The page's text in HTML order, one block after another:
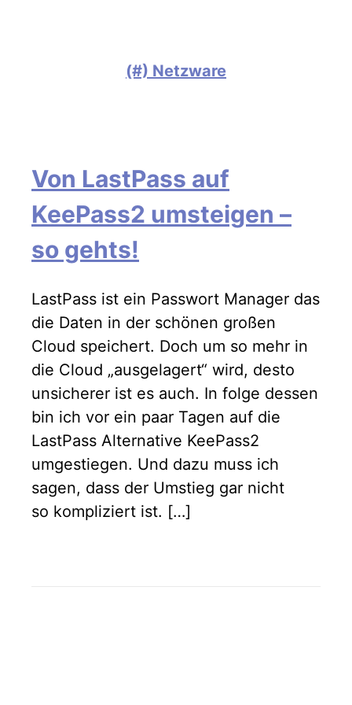
(#) Netzware
Von LastPass auf
KeePass2 umsteigen –
so gehts!
LastPass ist ein Passwort Manager das
die Daten in der schönen großen
Cloud speichert. Doch um so mehr in
die Cloud „ausgelagert“ wird, desto
unsicherer ist es auch. In folge dessen
bin ich vor ein paar Tagen auf die
LastPass Alternative KeePass2
umgestiegen. Und dazu muss ich
sagen, dass der Umstieg gar nicht
so kompliziert ist. […]